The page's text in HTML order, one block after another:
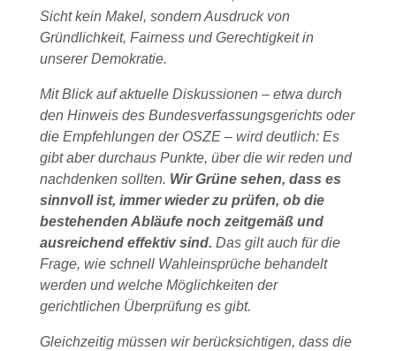
Sicht kein Makel, sondern Ausdruck von
Gründlichkeit, Fairness und Gerechtigkeit in
unserer Demokratie.
Mit Blick auf aktuelle Diskussionen – etwa durch
den Hinweis des Bundesverfassungsgerichts oder
die Empfehlungen der OSZE – wird deutlich: Es
gibt aber durchaus Punkte, über die wir reden und
nachdenken sollten. Wir Grüne sehen, dass es
sinnvoll ist, immer wieder zu prüfen, ob die
bestehenden Abläufe noch zeitgemäß und
ausreichend effektiv sind. Das gilt auch für die
Frage, wie schnell Wahleinsprüche behandelt
werden und welche Möglichkeiten der
gerichtlichen Überprüfung es gibt.
Gleichzeitig müssen wir berücksichtigen, dass die